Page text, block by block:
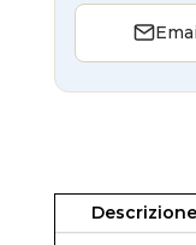
Descrizione